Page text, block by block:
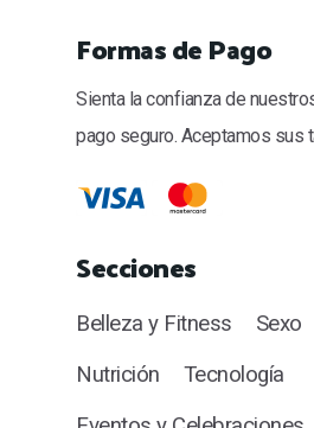
Formas de Pago
Sienta la confianza de
pago seguro. Aceptamos sus
Secciones
Belleza y Fitness Sexo
Nutrición
Tecnología